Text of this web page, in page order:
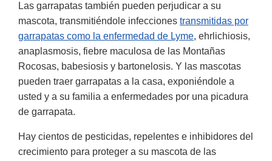
Las garrapatas también pueden perjudicar a su
mascota, transmitiéndole infecciones transmitidas por
garrapatas como la enfermedad de Lyme, ehrlichiosis,
anaplasmosis, fiebre maculosa de las Montañas
Rocosas, babesiosis y bartonelosis. Y las mascotas
pueden traer garrapatas a la casa, exponiéndole a
usted y a su familia a enfermedades por una picadura
de garrapata.
Hay cientos de pesticidas, repelentes e inhibidores del
crecimiento para proteger a su mascota de las